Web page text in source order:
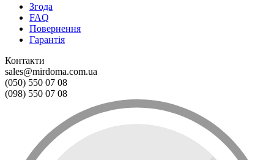
Згода
FAQ
Повернення
Гарантія
Контакти
sales@mirdoma.com.ua
(050) 550 07 08
(098) 550 07 08